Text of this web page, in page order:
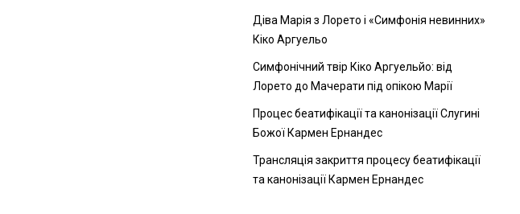
Діва Марія з Лорето і «Симфонія невинних»
Кіко Аргуельо
Симфонічний твір Кіко Аргуельйо: від
Лорето до Мачерати під опікою Марії
Процес беатифікації та канонізації Слугині
Божої Кармен Ернандес
Трансляція закриття процесу беатифікації
та канонізації Кармен Ернандес